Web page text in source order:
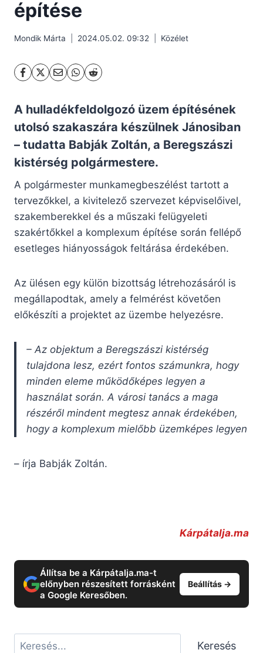
építése
Mondik Márta 2024.05.02. 09:32 Közélet
A hulladékfeldolgozó üzem építésének
utolsó szakaszára készülnek Jánosiban
– tudatta Babják Zoltán, a Beregszászi
kistérség polgármestere.
A polgármester munkamegbeszélést tartott a
tervezőkkel, a kivitelező szervezet képviselőivel,
szakemberekkel és a műszaki felügyeleti
szakértőkkel a komplexum építése során fellépő
esetleges hiányosságok feltárása érdekében.
Az ülésen egy külön bizottság létrehozásáról is
megállapodtak, amely a felmérést követően
előkészíti a projektet az üzembe helyezésre.
– Az objektum a Beregszászi kistérség
tulajdona lesz, ezért fontos számunkra, hogy
minden eleme működőképes legyen a
használat során. A városi tanács a maga
részéről mindent megtesz annak érdekében,
hogy a komplexum mielőbb üzemképes legyen
– írja Babják Zoltán.
Kárpátalja.ma
Állítsa be a Kárpátalja.ma-t
előnyben részesített forrásként
a Google Keresőben.
Beállítás →
Keresés Keresés